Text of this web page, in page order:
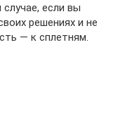
если вы
решениях и не
— к сплетням.